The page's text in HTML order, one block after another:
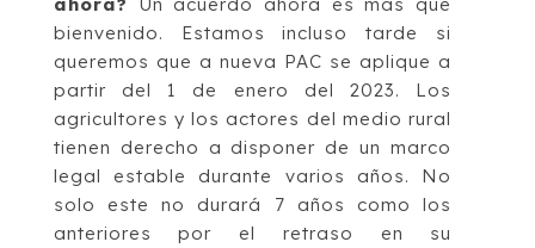
bienvenido. Estamos incluso tarde si
queremos que a nueva PAC se aplique a
partir del 1 de enero del 2023. Los
agricultores y los actores del medio rural
tienen derecho a disponer de un marco
legal estable durante varios años. No
solo este no durará 7 años como los
anteriores por el retraso en su